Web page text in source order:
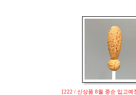
[222 / 신상품 8월 중순 입고예